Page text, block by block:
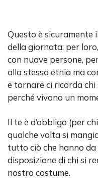
Questo è sicuramente
della giornata: per
con nuove persone,
alla stessa etnia ma
e tornare ci ricorda
perché vivono un
Il te è d’obbligo (per
qualche volta si
tutto ciò che hanno
disposizione di chi si
nostro costume.